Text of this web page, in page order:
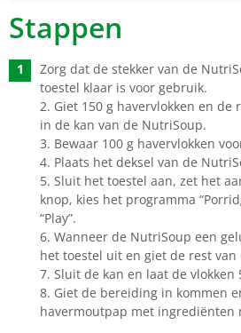
Stappen
Zorg dat de stekker van de
toestel klaar is voor gebruik.
2. Giet 150 g havervlokken en
in de kan van de NutriSoup.
3. Bewaar 100 g havervlokken
4. Plaats het deksel van de
5. Sluit het toestel aan, zet het
knop, kies het programma
“Play”.
6. Wanneer de NutriSoup een
het toestel uit en giet de rest van
7. Sluit de kan en laat de
8. Giet de bereiding in kommen
havermoutpap met ingrediënten